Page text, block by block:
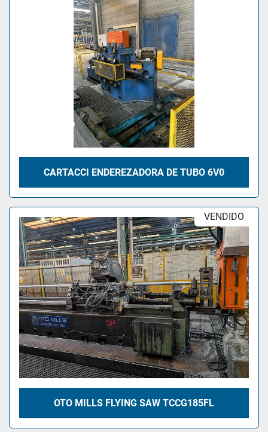
CARTACCI ENDEREZADORA DE TUBO 6V0
VENDIDO
OTO MILLS FLYING SAW TCCG185FL